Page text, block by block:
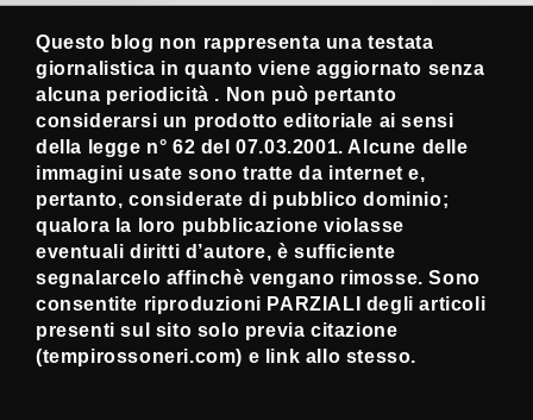
Questo blog non rappresenta una testata
giornalistica in quanto viene aggiornato senza
alcuna periodicità . Non può pertanto
considerarsi un prodotto editoriale ai sensi
della legge n° 62 del 07.03.2001. Alcune delle
immagini usate sono tratte da internet e,
pertanto, considerate di pubblico dominio;
qualora la loro pubblicazione violasse
eventuali diritti d’autore, è sufficiente
segnalarcelo affinchè vengano rimosse. Sono
consentite riproduzioni PARZIALI degli articoli
presenti sul sito solo previa citazione
(tempirossoneri.com) e link allo stesso.